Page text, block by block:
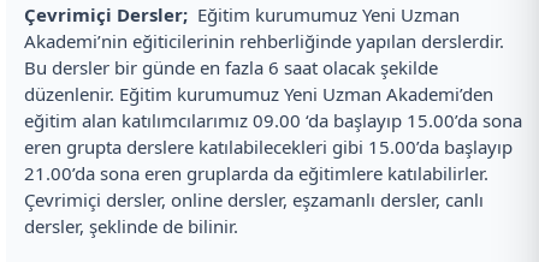
Çevrimiçi Dersler; Eğitim kurumumuz Yeni Uzman
Akademi’nin eğiticilerinin rehberliğinde yapılan derslerdir.
Bu dersler bir günde en fazla 6 saat olacak şekilde
düzenlenir. Eğitim kurumumuz Yeni Uzman Akademi’den
eğitim alan katılımcılarımız 09.00 ‘da başlayıp 15.00’da sona
eren grupta derslere katılabilecekleri gibi 15.00’da başlayıp
21.00’da sona eren gruplarda da eğitimlere katılabilirler.
Çevrimiçi dersler, online dersler, eşzamanlı dersler, canlı
dersler, şeklinde de bilinir.